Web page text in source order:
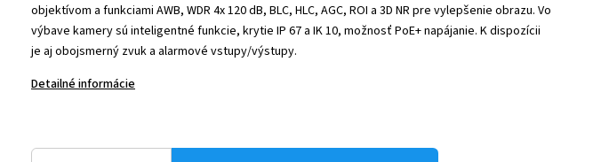
objektívom a funkciami AWB, WDR 4x 120 dB, BLC, HLC, AGC, ROI a 3D NR pre vylepšenie obrazu. Vo
výbave kamery sú inteligentné funkcie, krytie IP 67 a IK 10, možnosť PoE+ napájanie. K dispozícii
je aj obojsmerný zvuk a alarmové vstupy/výstupy.
Detailné informácie